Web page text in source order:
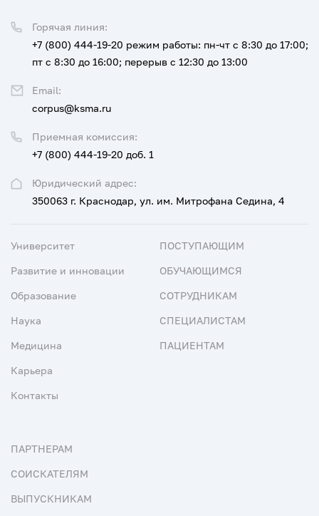
Юридический адрес:
350063 г. Краснодар, ул. им. Митрофана Седина, 4
Приемная комиссия:
+7 (800) 444-19-20 доб. 1
Горячая линия:
+7 (800) 444-19-20 режим работы: пн-чт с 8:30 до 17:00;
пт с 8:30 до 16:00; перерыв с 12:30 до 13:00
Email:
corpus@ksma.ru
Университет
Развитие и инновации
Образование
Наука
Медицина
Карьера
Контакты
ПОСТУПАЮЩИМ
ОБУЧАЮЩИМСЯ
СОТРУДНИКАМ
СПЕЦИАЛИСТАМ
ПАЦИЕНТАМ
ПАРТНЕРАМ
СОИСКАТЕЛЯМ
ВЫПУСКНИКАМ